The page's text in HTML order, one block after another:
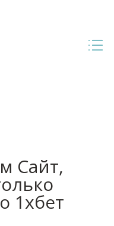
Сайт,
1хбет